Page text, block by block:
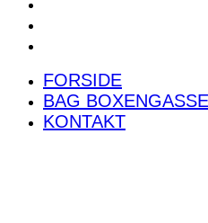
FORSIDE
BAG BOXENGASSE
KONTAKT